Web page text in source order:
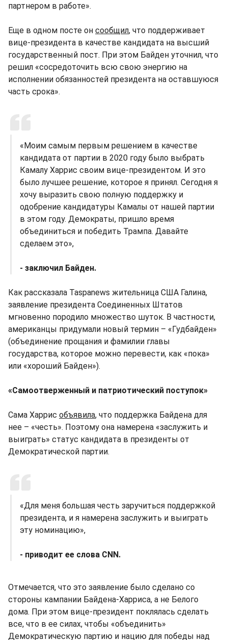
партнером в работе».
Еще в одном посте он сообщил, что поддерживает
вице-президента в качестве кандидата на высший
государственный пост. При этом Байден уточнил, что
решил «сосредоточить всю свою энергию на
исполнении обязанностей президента на оставшуюся
часть срока».
«Моим самым первым решением в качестве
кандидата от партии в 2020 году было выбрать
Камалу Харрис своим вице-президентом. И это
было лучшее решение, которое я принял. Сегодня я
хочу выразить свою полную поддержку и
одобрение кандидатуры Камалы от нашей партии
в этом году. Демократы, пришло время
объединиться и победить Трампа. Давайте
сделаем это»,
- заключил Байден.
Как рассказала Taspanews жительница США Галина,
заявление президента Соединенных Штатов
мгновенно породило множество шуток. В частности,
американцы придумали новый термин – «Гудбайден»
(объединение прощания и фамилии главы
государства, которое можно перевести, как «пока»
или «хороший Байден»).
«Самоотверженный и патриотический поступок»
Сама Харрис объявила, что поддержка Байдена для
нее – «честь». Поэтому она намерена «заслужить и
выиграть» статус кандидата в президенты от
Демократической партии.
«Для меня большая честь заручиться поддержкой
президента, и я намерена заслужить и выиграть
эту номинацию»,
- приводит ее слова CNN.
Отмечается, что это заявление было сделано со
стороны кампании Байдена-Харриса, а не Белого
дома. При этом вице-президент поклялась сделать
все, что в ее силах, чтобы «объединить»
Демократическую партию и нацию для победы над